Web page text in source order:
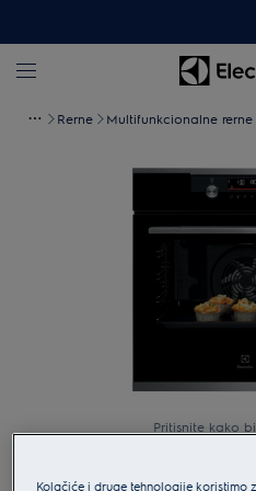
Rerne Multifunkcionalne rerne
Pritisnite kako
Kolačiće i druge tehnologije koristimo